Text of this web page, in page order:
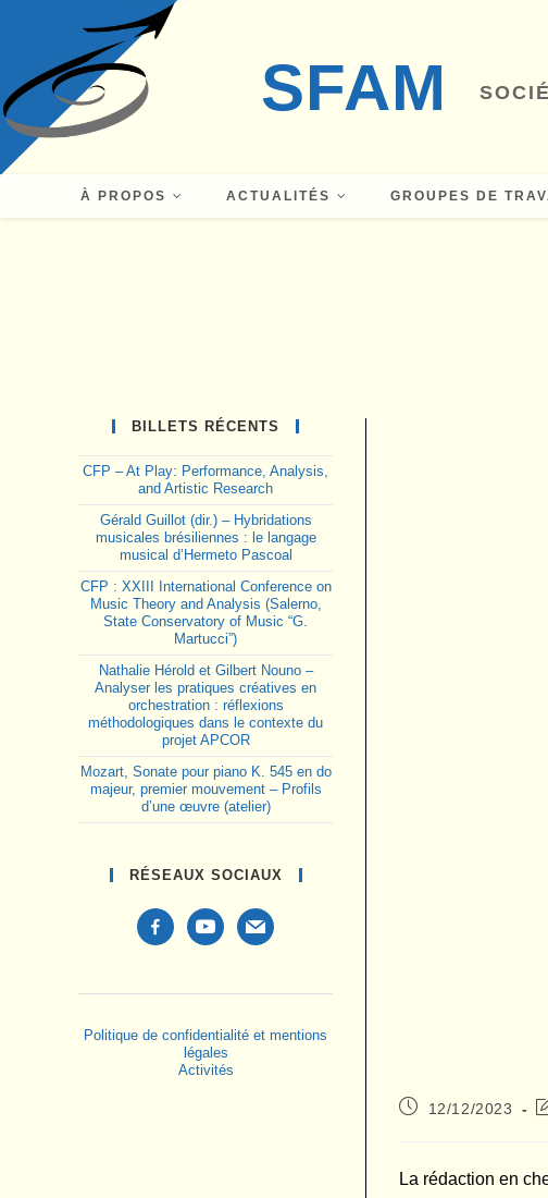
content
SFAM
À PROPOS ACTUALITÉS GROUPES DE
Publication
12/12/2023
La rédaction en
BILLETS RÉCENTS
CFP – At Play: Performance, Analysis,
and Artistic Research
Gérald Guillot (dir.) – Hybridations
musicales brésiliennes : le langage
musical d’Hermeto Pascoal
CFP : XXIII International Conference on
Music Theory and Analysis (Salerno,
State Conservatory of Music “G.
Martucci”)
Nathalie Hérold et Gilbert Nouno –
Analyser les pratiques créatives en
orchestration : réflexions
méthodologiques dans le contexte du
projet APCOR
Mozart, Sonate pour piano K. 545 en do
majeur, premier mouvement – Profils
d’une œuvre (atelier)
RÉSEAUX SOCIAUX
facebook-
alt
youtubemail
Politique de confidentialité et mentions
légales
Activités